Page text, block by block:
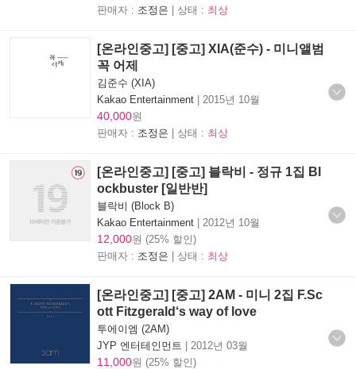
판매자 : 조정은 | 상태 : 최상
[온라인중고] [중고] XIA(준수) - 미니앨범
꼭 어제
김준수 (XIA)
Kakao Entertainment | 2015년 10월
40,000원
판매자 : 조정은 | 상태 : 최상
[온라인중고] [중고] 블락비 - 정규 1집 Bl
ockbuster [일반반]
블락비 (Block B)
Kakao Entertainment | 2012년 10월
12,000원 (25% 할인)
판매자 : 조정은 | 상태 : 최상
[온라인중고] [중고] 2AM - 미니 2집 F.Sc
ott Fitzgerald‘s way of love
투에이엠 (2AM)
JYP 엔터테인먼트 | 2012년 03월
11,000원 (25% 할인)